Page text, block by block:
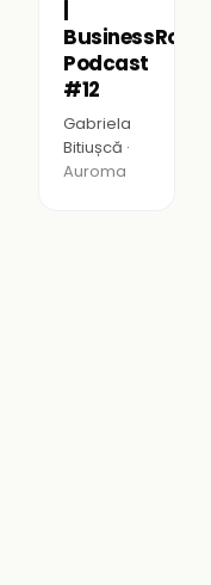
BusinessRoom
Podcast
#12
Gabriela
Bitiușcă ·
Auroma